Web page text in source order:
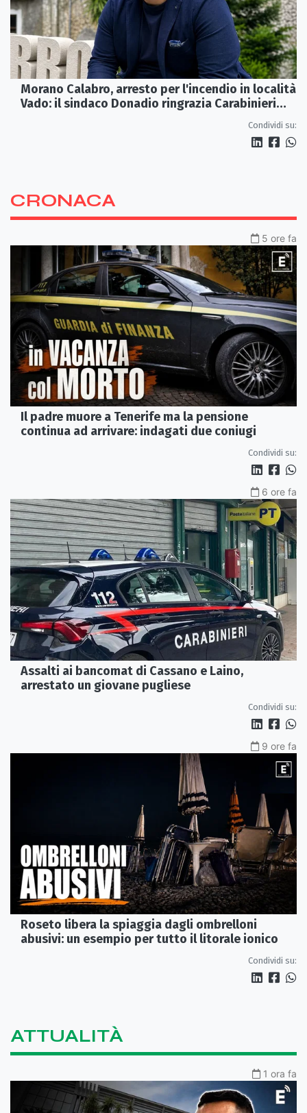
Morano Calabro, arresto per l'incendio in località
Vado: il sindaco Donadio ringrazia Carabinieri
Condividi su:
CRONACA
5 ore fa
Il padre muore a Tenerife ma la pensione
continua ad arrivare: indagati due coniugi
Condividi su:
6 ore fa
Assalti ai bancomat di Cassano e Laino,
arrestato un giovane pugliese
Condividi su:
9 ore fa
Roseto libera la spiaggia dagli ombrelloni
abusivi: un esempio per tutto il litorale ionico
Condividi su:
ATTUALITÀ
1 ora fa